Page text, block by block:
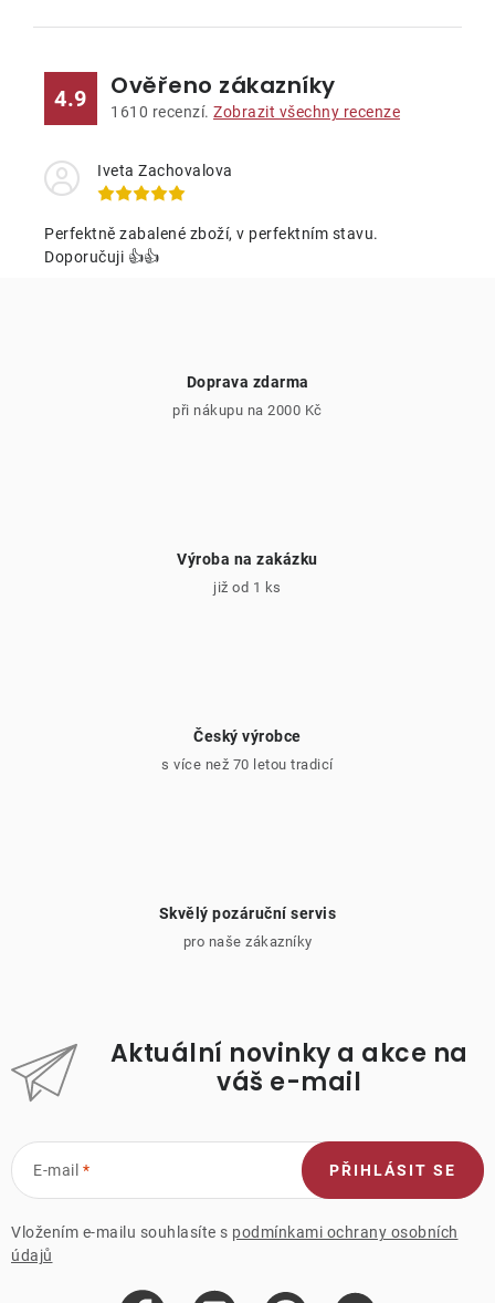
4.9 Ověřeno zákazníky
1610 recenzí. Zobrazit všechny recenze
Iveta Zachovalova
Perfektně zabalené zboží, v perfektním stavu.
Doporučuji 👍👍
Doprava zdarma
při nákupu na 2000 Kč
Výroba na zakázku
již od 1 ks
Český výrobce
s více než 70 letou tradicí
Skvělý pozáruční servis
pro naše zákazníky
Aktuální novinky a akce na
váš e-mail
E-mail
Vložením e-mailu souhlasíte s podmínkami ochrany osobních
údajů
PŘIHLÁSIT SE